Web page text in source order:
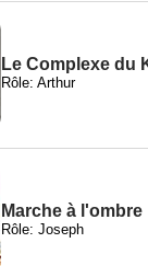
Le Complexe du
Rôle: Arthur
Marche à l'ombre
Rôle: Joseph